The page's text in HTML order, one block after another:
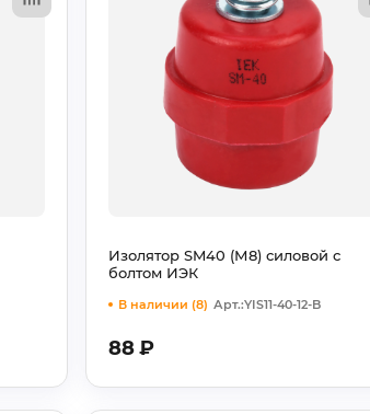
Арт.:YIS11-40-12-B
В наличии (8)
Изолятор SM40 (М8) силовой с
болтом ИЭК
88₽